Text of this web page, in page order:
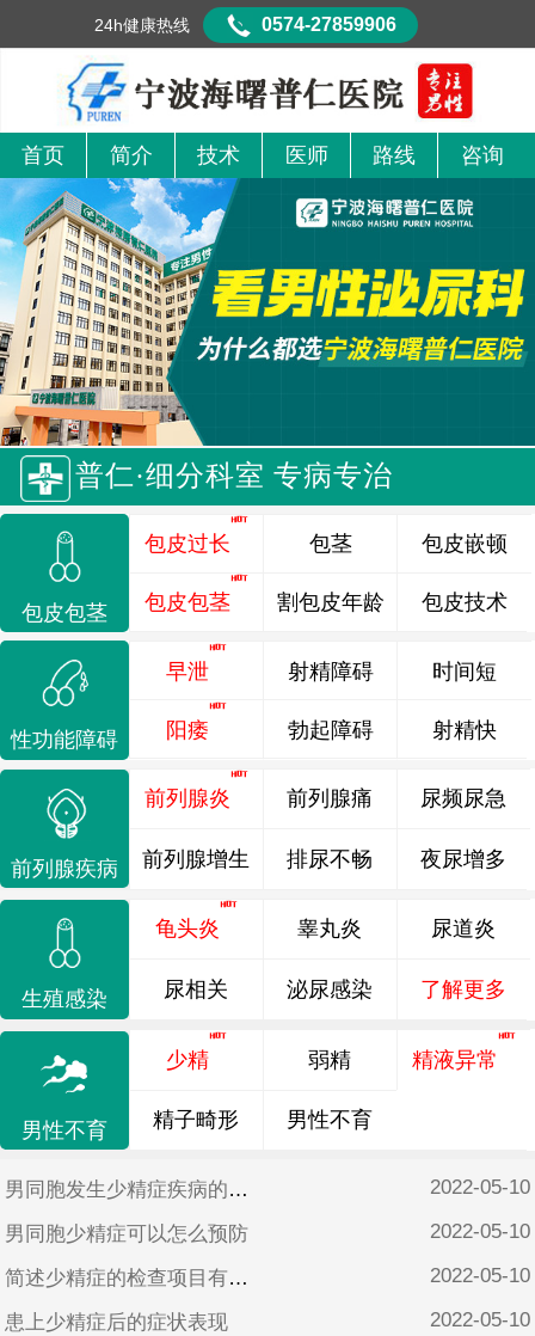
首页 简介 技术 医师 路线 咨询
普仁·细分科室 专病专治
包皮包茎
包皮过长
包皮包茎
包茎
割包皮年龄
包皮嵌顿
包皮技术
性功能障碍
早泄
阳痿
射精障碍
勃起障碍
时间短
射精快
前列腺疾病
前列腺炎 前列腺痛 尿频尿急
前列腺增生 排尿不畅 夜尿增多
生殖感染
龟头炎 睾丸炎 尿道炎
尿相关 泌尿感染 了解更多
男性不育
少精 弱精 精液异常
精子畸形 男性不育
男同胞发生少精症疾病的原因 2022-05-10
男同胞少精症可以怎么预防 2022-05-10
简述少精症的检查项目有哪些 2022-05-10
患上少精症后的症状表现 2022-05-10
24h健康热线 0574-27859906